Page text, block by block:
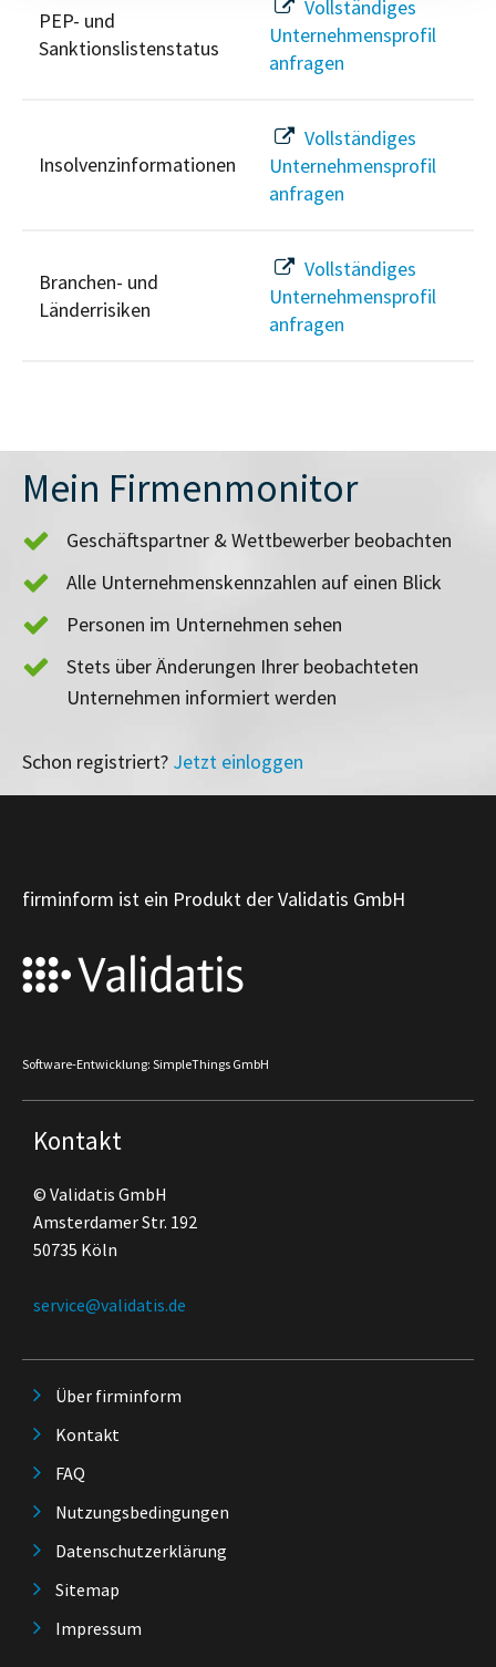
PEP- und
Sanktionslistenstatus
Vollständiges
Unternehmensprofil
anfragen
Insolvenzinformationen
Vollständiges
Unternehmensprofil
anfragen
Branchen- und
Länderrisiken
Vollständiges
Unternehmensprofil
anfragen
Mein Firmenmonitor
Geschäftspartner & Wettbewerber beobachten
Alle Unternehmenskennzahlen auf einen Blick
Personen im Unternehmen sehen
Stets über Änderungen Ihrer beobachteten
Unternehmen informiert werden
Schon registriert? Jetzt einloggen
firminform ist ein Produkt der Validatis GmbH
Software-Entwicklung: SimpleThings GmbH
Kontakt
© Validatis GmbH
Amsterdamer Str. 192
50735 Köln
service@validatis.de
Über firminform
Kontakt
FAQ
Nutzungsbedingungen
Datenschutzerklärung
Sitemap
Impressum